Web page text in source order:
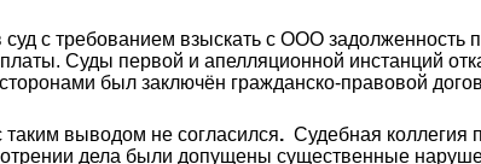
суд с требованием взыскать с ООО задолженность
Суды первой и апелляционной инстанций
был заключён гражданско-правовой
таким выводом не согласился. Судебная коллегия
дела были допущены существенные